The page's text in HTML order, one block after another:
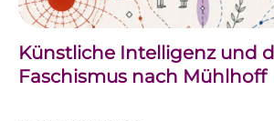
Künstliche Intelligenz und
Faschismus nach Mühlhoff